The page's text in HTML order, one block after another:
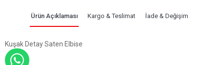
Ürün Açıklaması Kargo & Teslimat İade & Değişim
Kuşak Detay Saten Elbise